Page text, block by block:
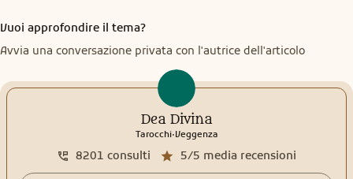
Vuoi approfondire il tema?
Avvia una conversazione privata con l'autrice dell'articolo
Dea Divina
Tarocchi.Veggenza
5/5 media recensioni
8201 consulti